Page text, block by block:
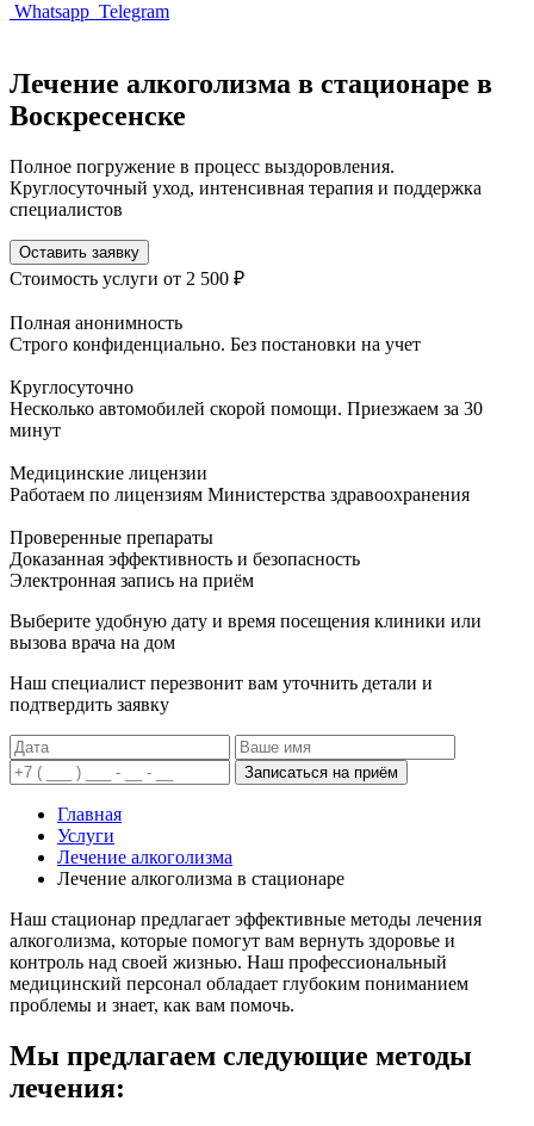
Whatsapp Telegram
Лечение алкоголизма в стационаре в
Воскресенске
Полное погружение в процесс выздоровления.
Круглосуточный уход, интенсивная терапия и поддержка
специалистов
Оставить заявку
Стоимость услуги от 2 500 ₽
Полная анонимность
Строго конфиденциально. Без постановки на учет
Круглосуточно
Несколько автомобилей скорой помощи. Приезжаем за 30
минут
Медицинские лицензии
Работаем по лицензиям Министерства здравоохранения
Проверенные препараты
Доказанная эффективность и безопасность
Электронная запись на приём
Выберите удобную дату и время посещения клиники или
вызова врача на дом
Наш специалист перезвонит вам уточнить детали и
подтвердить заявку
Записаться на приём
Главная
Услуги
Лечение алкоголизма
Лечение алкоголизма в стационаре
Наш стационар предлагает эффективные методы лечения
алкоголизма, которые помогут вам вернуть здоровье и
контроль над своей жизнью. Наш профессиональный
медицинский персонал обладает глубоким пониманием
проблемы и знает, как вам помочь.
Мы предлагаем следующие методы
лечения: